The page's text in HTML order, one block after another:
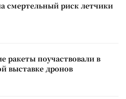
смертельный риск летчики
ракеты поучаствовали в
выставке дронов